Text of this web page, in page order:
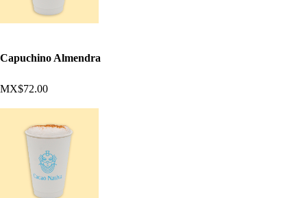
Capuchino Almendra
MX$72.00